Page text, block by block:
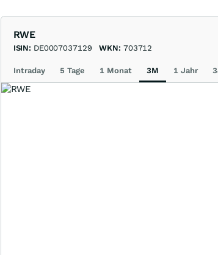
RWE
ISIN: DE0007037129 WKN: 703712
Intraday 5 Tage 1 Monat 3M 1 Jahr